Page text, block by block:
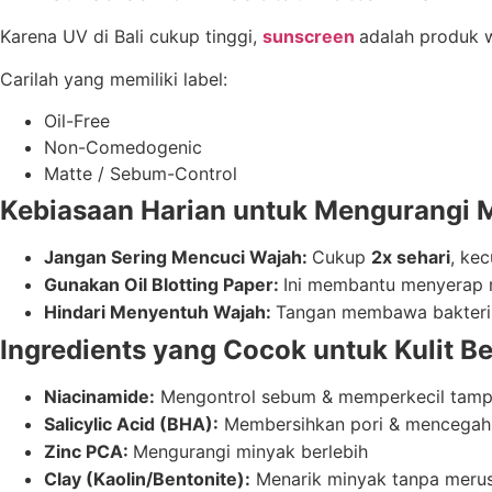
Karena UV di Bali cukup tinggi, sunscreen adalah produk
Carilah yang memiliki label:
Oil-Free
Non-Comedogenic
Matte / Sebum-Control
Kebiasaan Harian untuk Mengurangi
Jangan Sering Mencuci Wajah: Cukup 2x sehari,
Gunakan Oil Blotting Paper: Ini membantu
Hindari Menyentuh Wajah: Tangan membawa
Ingredients yang Cocok untuk Kulit
Niacinamide: Mengontrol sebum & memperkecil
Salicylic Acid (BHA): Membersihkan pori &
Zinc PCA: Mengurangi minyak berlebih
Clay (Kaolin/Bentonite): Menarik minyak tanpa